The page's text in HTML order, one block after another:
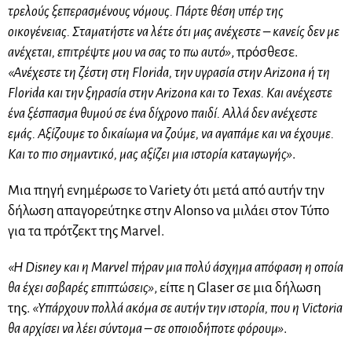
τρελούς ξεπερασμένους νόμους. Πάρτε θέση υπέρ της
οικογένειας. Σταματήστε να λέτε ότι μας ανέχεστε – κανείς δεν με
ανέχεται, επιτρέψτε μου να σας το πω αυτό», πρόσθεσε.
«Ανέχεστε τη ζέστη στη Florida, την υγρασία στην Arizona ή τη
Florida και την ξηρασία στην Arizona και το Texas. Και ανέχεστε
ένα ξέσπασμα θυμού σε ένα δίχρονο παιδί. Αλλά δεν ανέχεστε
εμάς. Αξίζουμε το δικαίωμα να ζούμε, να αγαπάμε και να έχουμε.
Και το πιο σημαντικό, μας αξίζει μια ιστορία καταγωγής».
Μια πηγή ενημέρωσε το Variety ότι μετά από αυτήν την
δήλωση απαγορεύτηκε στην Alonso να μιλάει στον Τύπο
για τα πρότζεκτ της Marvel.
«Η Disney και η Marvel πήραν μια πολύ άσχημα απόφαση η οποία
θα έχει σοβαρές επιπτώσεις», είπε η Glaser σε μια δήλωση
της. «Υπάρχουν πολλά ακόμα σε αυτήν την ιστορία, που η Victoria
θα αρχίσει να λέει σύντομα – σε οποιοδήποτε φόρουμ».